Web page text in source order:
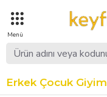
Erkek Çocuk Giyim